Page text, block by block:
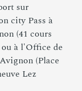
sur
city Pass à
(41 cours
ou à l'Office de
(Place
Lez